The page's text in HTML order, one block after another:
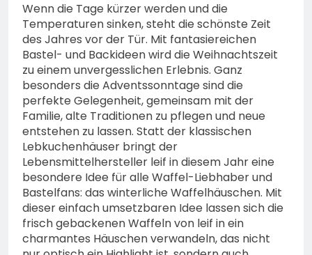
Wenn die Tage kürzer werden und die
Temperaturen sinken, steht die schönste Zeit
des Jahres vor der Tür. Mit fantasiereichen
Bastel- und Backideen wird die Weihnachtszeit
zu einem unvergesslichen Erlebnis. Ganz
besonders die Adventssonntage sind die
perfekte Gelegenheit, gemeinsam mit der
Familie, alte Traditionen zu pflegen und neue
entstehen zu lassen. Statt der klassischen
Lebkuchenhäuser bringt der
Lebensmittelhersteller leif in diesem Jahr eine
besondere Idee für alle Waffel-Liebhaber und
Bastelfans: das winterliche Waffelhäuschen. Mit
dieser einfach umsetzbaren Idee lassen sich die
frisch gebackenen Waffeln von leif in ein
charmantes Häuschen verwandeln, das nicht